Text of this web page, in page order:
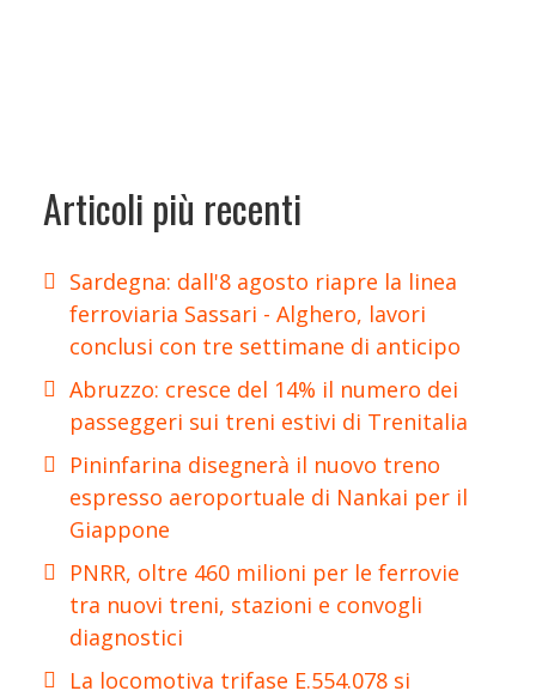
Articoli più recenti
Sardegna: dall'8 agosto riapre la linea
ferroviaria Sassari - Alghero, lavori
conclusi con tre settimane di anticipo
Abruzzo: cresce del 14% il numero dei
passeggeri sui treni estivi di Trenitalia
Pininfarina disegnerà il nuovo treno
espresso aeroportuale di Nankai per il
Giappone
PNRR, oltre 460 milioni per le ferrovie
tra nuovi treni, stazioni e convogli
diagnostici
La locomotiva trifase E.554.078 si